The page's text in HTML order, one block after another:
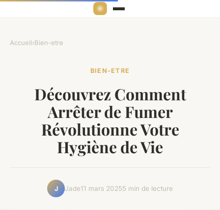
Accueil›Bien-etre
BIEN-ETRE
Découvrez Comment
Arrêter de Fumer
Révolutionne Votre
Hygiène de Vie
J Jade11 mars 20255 min de lecture